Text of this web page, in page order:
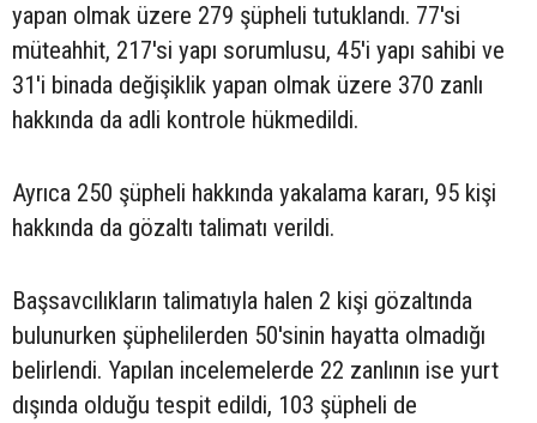
yapan olmak üzere 279 şüpheli tutuklandı. 77'si
müteahhit, 217'si yapı sorumlusu, 45'i yapı sahibi ve
31'i binada değişiklik yapan olmak üzere 370 zanlı
hakkında da adli kontrole hükmedildi.
Ayrıca 250 şüpheli hakkında yakalama kararı, 95 kişi
hakkında da gözaltı talimatı verildi.
Başsavcılıkların talimatıyla halen 2 kişi gözaltında
bulunurken şüphelilerden 50'sinin hayatta olmadığı
belirlendi. Yapılan incelemelerde 22 zanlının ise yurt
dışında olduğu tespit edildi, 103 şüpheli de